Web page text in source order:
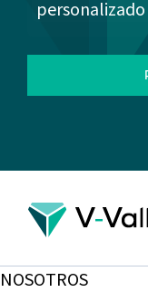
personalizado
NOSOTROS